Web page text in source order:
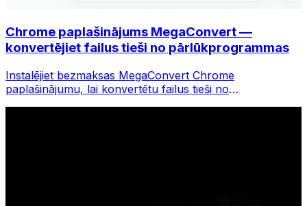
Chrome paplašinājums MegaConvert —
konvertējiet failus tieši no pārlūkprogrammas
Instalējiet bezmaksas MegaConvert Chrome
paplašinājumu, lai konvertētu failus tieši no